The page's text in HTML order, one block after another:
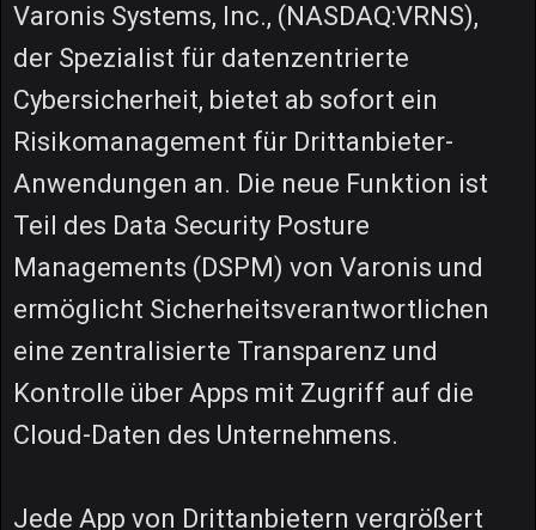
Varonis Systems, Inc., (NASDAQ:VRNS),
der Spezialist für datenzentrierte
Cybersicherheit, bietet ab sofort ein
Risikomanagement für Drittanbieter-
Anwendungen an. Die neue Funktion ist
Teil des Data Security Posture
Managements (DSPM) von Varonis und
ermöglicht Sicherheitsverantwortlichen
eine zentralisierte Transparenz und
Kontrolle über Apps mit Zugriff auf die
Cloud-Daten des Unternehmens.
Jede App von Drittanbietern vergrößert